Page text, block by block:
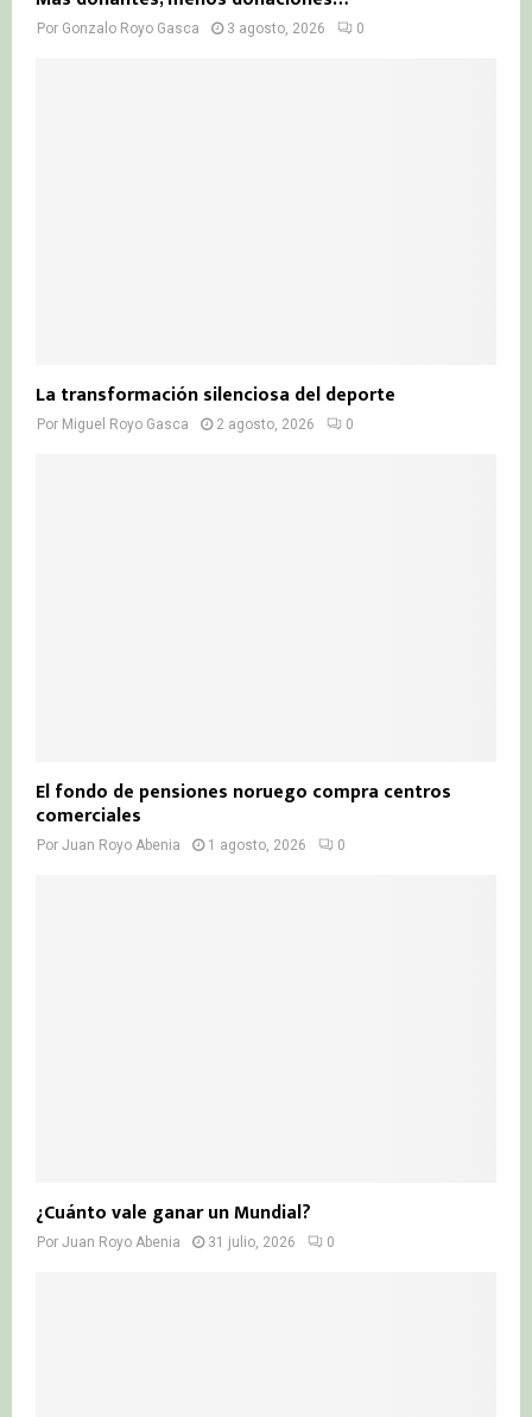
Por Gonzalo Royo Gasca 3 agosto, 2026 0
La transformación silenciosa del deporte
Por Miguel Royo Gasca 2 agosto, 2026 0
El fondo de pensiones noruego compra centros
comerciales
Por Juan Royo Abenia 1 agosto, 2026 0
¿Cuánto vale ganar un Mundial?
Por Juan Royo Abenia 31 julio, 2026 0